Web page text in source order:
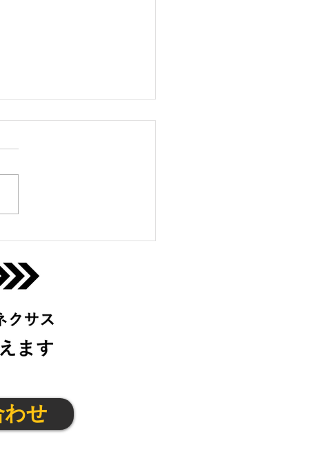
陸上クラブ@宇治城陽
わせ